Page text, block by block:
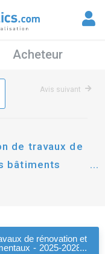
Acheteur
Avis suivant
de travaux de
bâtiments
de rénovation et
- 2025-2028 -